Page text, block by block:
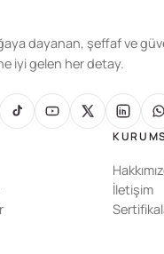
dayanan, şeffaf ve
iyi gelen her detay.
İletişim